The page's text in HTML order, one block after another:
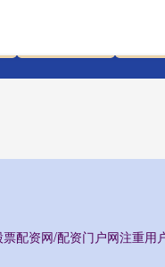
配资网/配资门户网注重用